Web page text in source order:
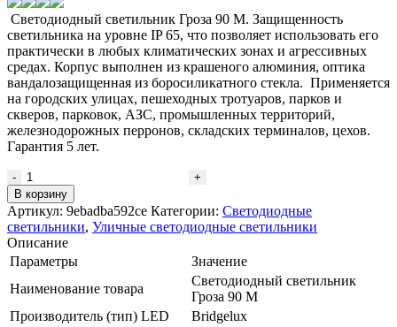
Светодиодный светильник Гроза 90 M. Защищенность
светильника на уровне IP 65, что позволяет использовать его
практически в любых климатических зонах и агрессивных
средах. Корпус выполнен из крашеного алюминия, оптика
вандалозащищенная из боросиликатного стекла. Применяется
на городских улицах, пешеходных тротуаров, парков и
скверов, парковок, АЗС, промышленных территорий,
железнодорожных перронов, складских терминалов, цехов.
Гарантия 5 лет.
Количество
товара
Светодиодный
светильник
Гроза
M
В корзину
Артикул: 9ebadba592ce Категории: Светодиодные
светильники, Уличные светодиодные светильники
Описание
Параметры
Значение
Наименование товара
Светодиодный светильник
Гроза 90 M
Производитель (тип) LED
Bridgelux